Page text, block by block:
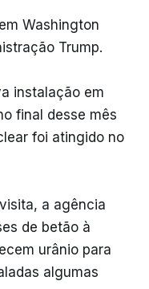
Washington
Trump.
instalação em
final desse mês
foi atingido no
a agência
de betão à
urânio para
algumas